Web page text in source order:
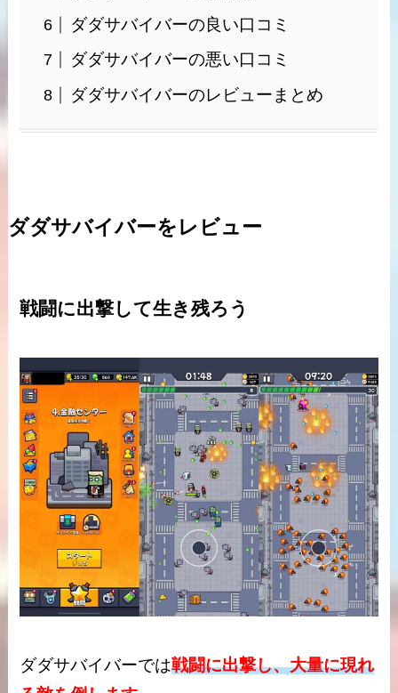
ダダサバイバーの良い口コミ
ダダサバイバーの悪い口コミ
ダダサバイバーのレビューまとめ
ダダサバイバーをレビュー
戦闘に出撃して生き残ろう
ダダサバイバーでは戦闘に出撃し、大量に現れ